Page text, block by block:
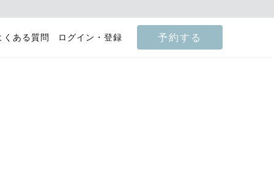
くある質問 ログイン・登録 予約する